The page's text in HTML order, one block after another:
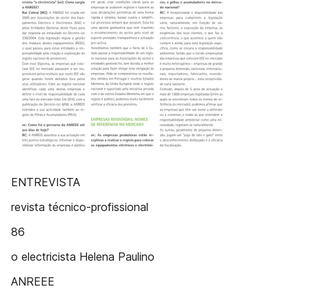
ENTREVISTA
revista técnico-profissional
86
o electricista Helena Paulino
ANREEE